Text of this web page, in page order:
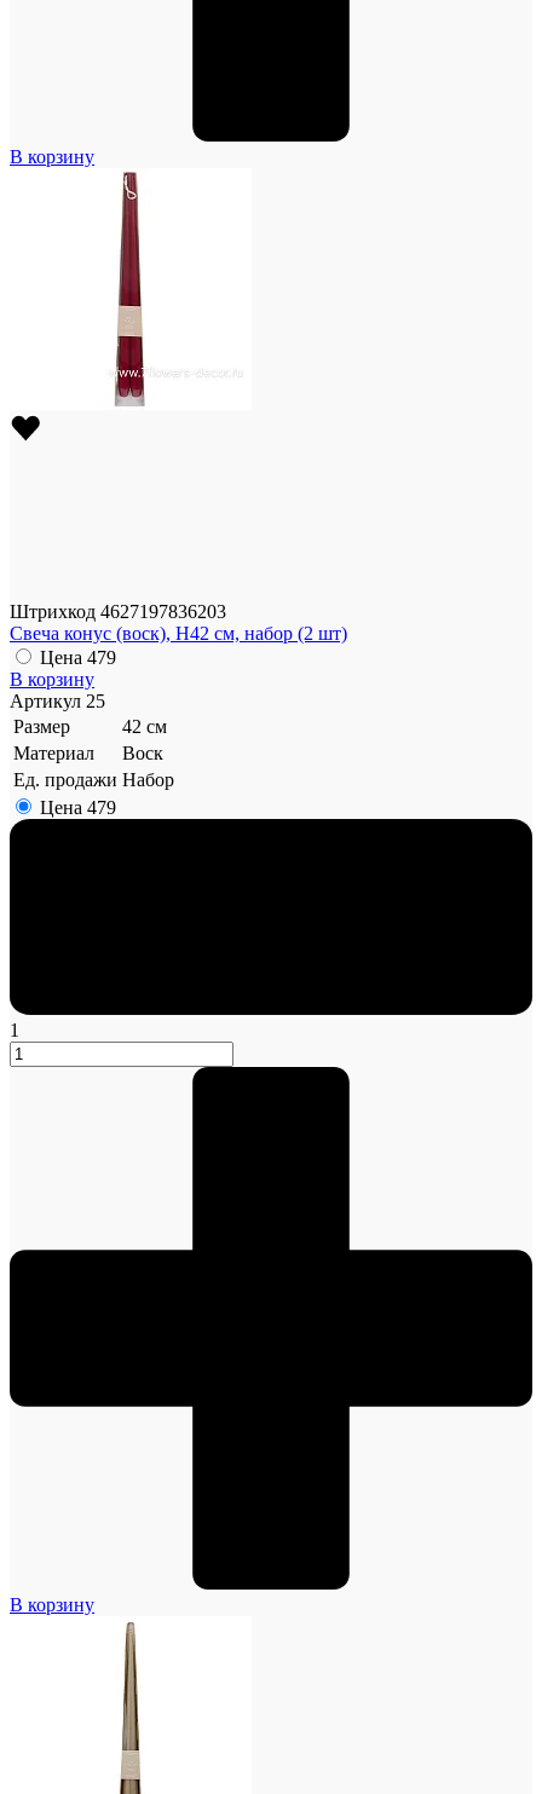
В корзину
Штрихкод 4627197836203
Свеча конус (воск), H42 см, набор (2 шт)
Цена 479
В корзину
Артикул 25
Размер
42 см
Материал
Воск
Ед. продажи Набор
Цена 479
1
В корзину